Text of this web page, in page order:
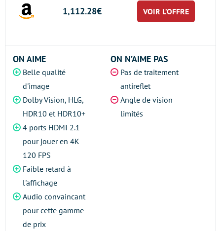
1,112.28€ VOIR L’OFFRE
ON AIME
Belle qualité
d'image
Dolby Vision, HLG,
HDR10 et HDR10+
4 ports HDMI 2.1
pour jouer en 4K
120 FPS
Faible retard à
l'affichage
Audio convaincant
pour cette gamme
de prix
ON N’AIME PAS
Pas de traitement
antireflet
Angle de vision
limités